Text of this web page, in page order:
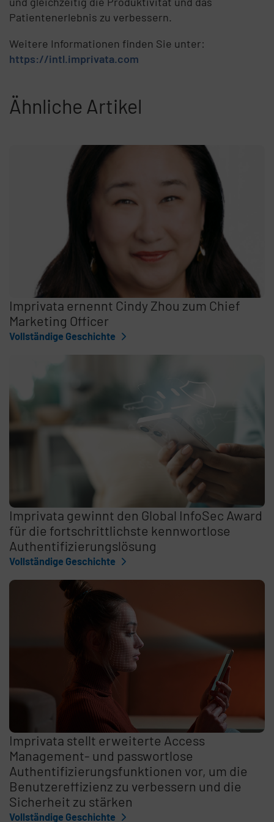
Patientenerlebnis zu verbessern.
Weitere Informationen finden Sie unter:
https://intl.imprivata.com
Ähnliche Artikel
Imprivata ernennt Cindy Zhou zum Chief
Marketing Officer
Vollständige Geschichte
Imprivata gewinnt den Global InfoSec Award
für die fortschrittlichste kennwortlose
Authentifizierungslösung
Vollständige Geschichte
Imprivata stellt erweiterte Access
Management- und passwortlose
Authentifizierungsfunktionen vor, um die
Benutzereffizienz zu verbessern und die
Sicherheit zu stärken
Vollständige Geschichte